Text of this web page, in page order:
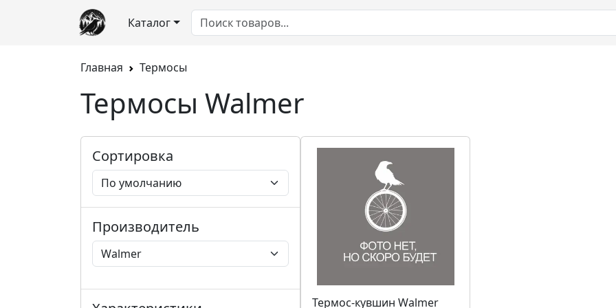
Каталог
Главная Термосы
Термосы Walmer
Сортировка
Производитель
Термос-кувшин Walmer